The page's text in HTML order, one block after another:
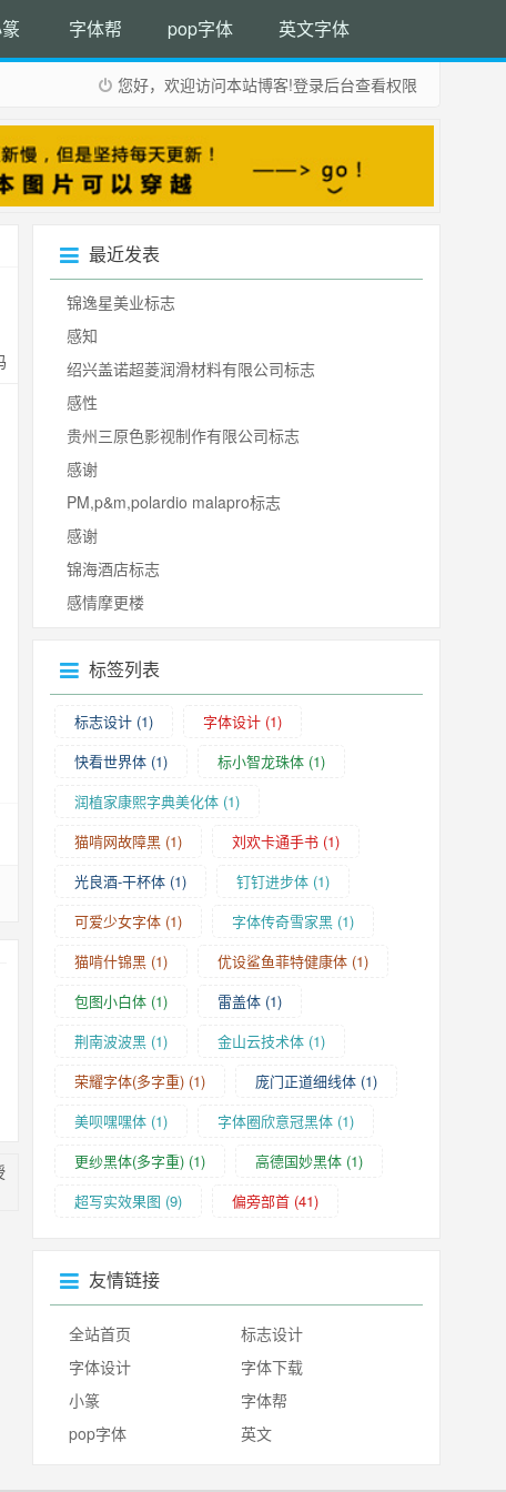
字体帮 pop字体 英文字体
您好，欢迎访问本站博客!登录后台查看权限
最近发表
锦逸星美业标志
感知
绍兴盖诺超菱润滑材料有限公司标志
感性
贵州三原色影视制作有限公司标志
感谢
PM,p&m,polardio malapro标志
感谢
锦海酒店标志
感情摩更楼
标签列表
标志设计 (1) 字体设计 (1)
快看世界体 (1) 标小智龙珠体 (1)
润植家康熙字典美化体 (1)
猫啃网故障黑 (1) 刘欢卡通手书 (1)
光良酒-干杯体 (1) 钉钉进步体 (1)
可爱少女字体 (1) 字体传奇雪家黑 (1)
猫啃什锦黑 (1) 优设鲨鱼菲特健康体 (1)
包图小白体 (1) 雷盖体 (1)
荆南波波黑 (1) 金山云技术体 (1)
荣耀字体(多字重) (1) 庞门正道细线体 (1)
美呗嘿嘿体 (1) 字体圈欣意冠黑体 (1)
更纱黑体(多字重) (1) 高德国妙黑体 (1)
超写实效果图 (9) 偏旁部首 (41)
友情链接
全站首页
标志设计
字体设计
字体下载
小篆
字体帮
pop字体
英文